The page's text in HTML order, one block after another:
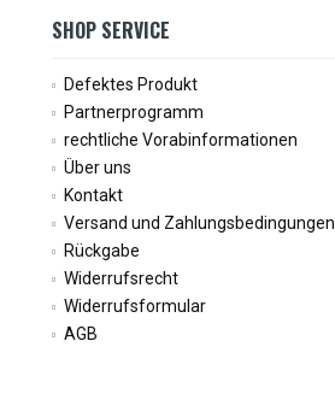
SHOP SERVICE
Defektes Produkt
Partnerprogramm
rechtliche Vorabinformationen
Über uns
Kontakt
Versand und Zahlungsbedingungen
Rückgabe
Widerrufsrecht
Widerrufsformular
AGB